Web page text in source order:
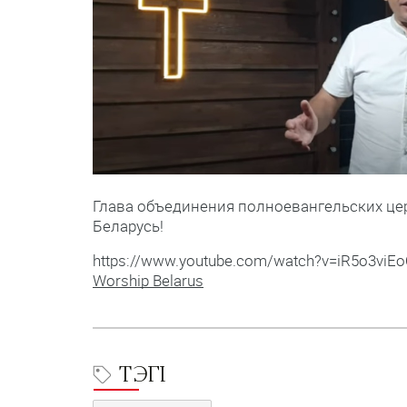
Глава объединения полноевангельских
Беларусь!
https://www.youtube.com/
Worship Belarus
ТЭГІ